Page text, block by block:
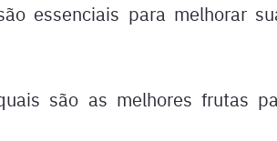
essenciais para melhorar
são as melhores frutas